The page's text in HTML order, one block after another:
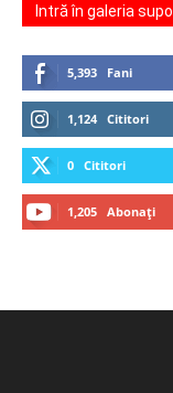
Intră în galeria
5,393 Fani
1,124 Cititori
0 Cititori
1,205 Abonați